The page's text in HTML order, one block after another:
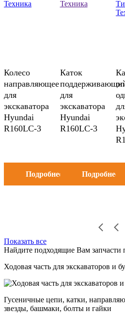
Колесо
направляющее
для
экскаватора
Hyundai
R160LC-3
Подробнее
Каток
для
экскаватора
Hyundai
R160LC-3
Подробнее
Показать все
Найдите подходящие Вам запчасти
Ходовая часть для экскаваторов и
Гусеничные цепи, катки,
звезды, башмаки, болты и гайки